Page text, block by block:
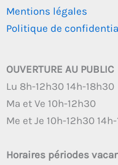
Mentions légales
Politique de
OUVERTURE AU PUBLIC
Lu 8h-12h30 14h-18h30
Ma et Ve 10h-12h30
Me et Je 10h-12h30
Horaires périodes